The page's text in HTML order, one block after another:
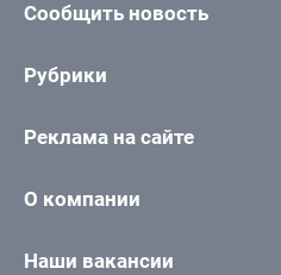
Сообщить новость
Рубрики
Реклама на сайте
О компании
Наши вакансии